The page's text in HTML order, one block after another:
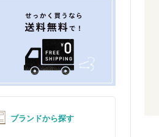
ブランドから探す